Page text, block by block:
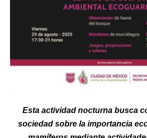
Esta actividad nocturna busca
sociedad sobre la importancia